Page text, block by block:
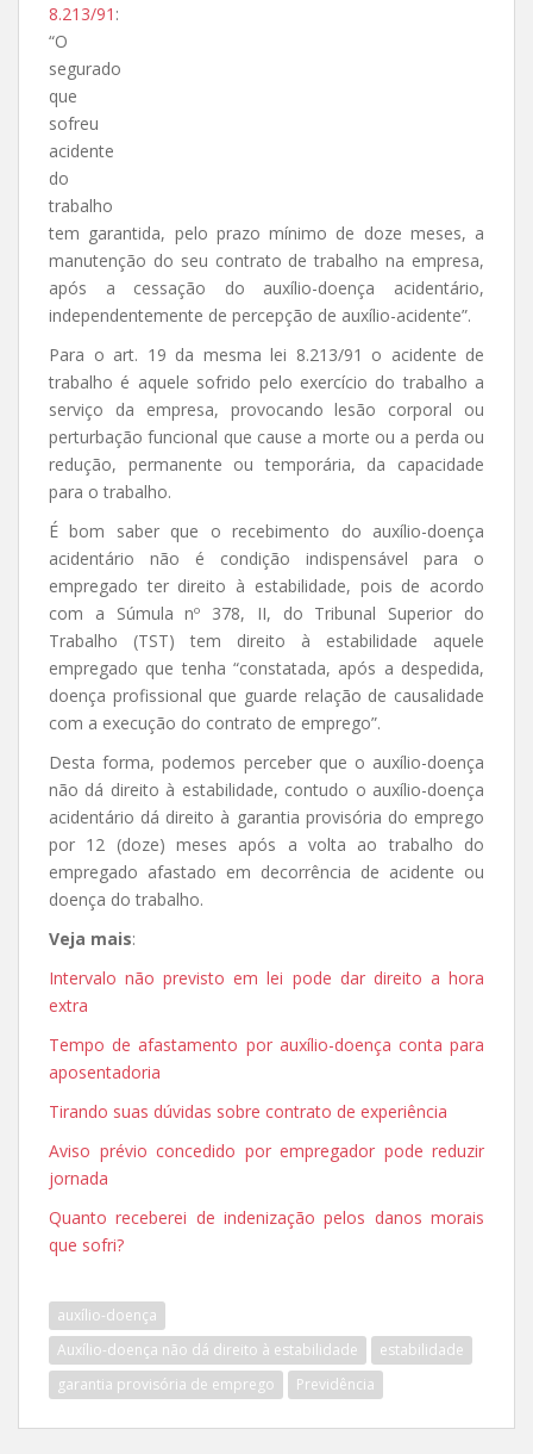
8.213/91 :
“O
segurado
que
sofreu
acidente
do
trabalho
tem garantida, pelo prazo mínimo de doze meses, a
manutenção do seu contrato de trabalho na empresa,
após a cessação do auxílio-doença acidentário,
independentemente de percepção de auxílio-acidente”.
Para o art. 19 da mesma lei 8.213/91 o acidente de
trabalho é aquele sofrido pelo exercício do trabalho a
serviço da empresa, provocando lesão corporal ou
perturbação funcional que cause a morte ou a perda ou
redução, permanente ou temporária, da capacidade
para o trabalho.
É bom saber que o recebimento do auxílio-doença
acidentário não é condição indispensável para o
empregado ter direito à estabilidade, pois de acordo
com a Súmula nº 378, II, do Tribunal Superior do
Trabalho (TST) tem direito à estabilidade aquele
empregado que tenha “constatada, após a despedida,
doença profissional que guarde relação de causalidade
com a execução do contrato de emprego”.
Desta forma, podemos perceber que o auxílio-doença
não dá direito à estabilidade, contudo o auxílio-doença
acidentário dá direito à garantia provisória do emprego
por 12 (doze) meses após a volta ao trabalho do
empregado afastado em decorrência de acidente ou
doença do trabalho.
Veja mais:
Intervalo não previsto em lei pode dar direito a hora
extra
Tempo de afastamento por auxílio-doença conta para
aposentadoria
Tirando suas dúvidas sobre contrato de experiência
Aviso prévio concedido por empregador pode reduzir
jornada
Quanto receberei de indenização pelos danos morais
que sofri?
auxílio-doença
Auxílio-doença não dá direito à estabilidade
estabilidade
garantia provisória de emprego
Previdência